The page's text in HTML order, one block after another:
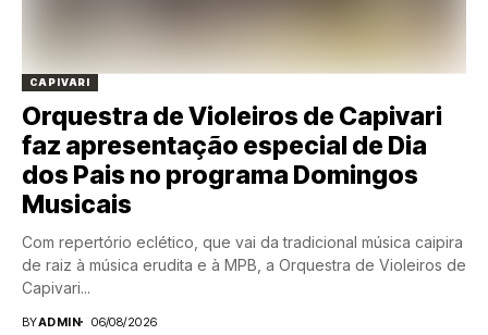
CAPIVARI
Orquestra de Violeiros de Capivari
faz apresentação especial de Dia
dos Pais no programa Domingos
Musicais
Com repertório eclético, que vai da tradicional música caipira
de raiz à música erudita e à MPB, a Orquestra de Violeiros de
Capivari...
BYADMIN 06/08/2026